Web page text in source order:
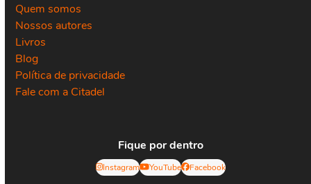
Quem somos
Nossos autores
Livros
Blog
Política de privacidade
Fale com a Citadel
Fique por dentro
Instagram YouTube Facebook